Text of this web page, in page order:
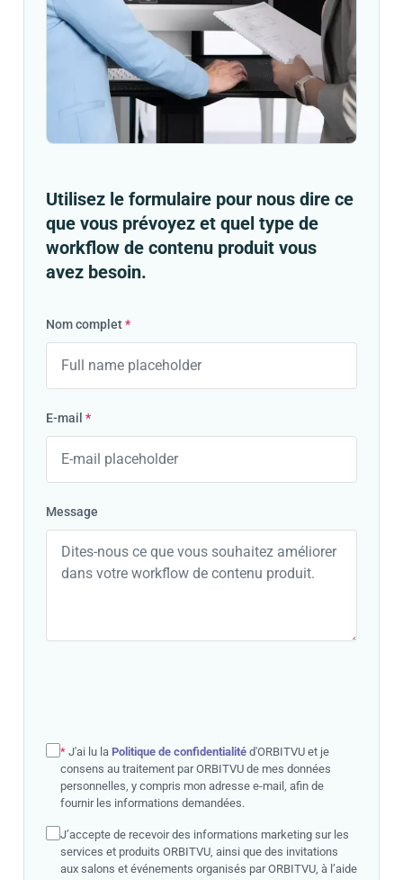
Utilisez le formulaire pour nous dire ce
que vous prévoyez et quel type de
workflow de contenu produit vous
avez besoin.
Nom complet*
E-mail *
Message
* J'ai lu la Politique de confidentialité d'ORBITVU et je
consens au traitement par ORBITVU de mes données
personnelles, y compris mon adresse e-mail, afin de
fournir les informations demandées.
J’accepte de recevoir des informations marketing sur les
services et produits ORBITVU, ainsi que des invitations
aux salons et événements organisés par ORBITVU, à l’aide